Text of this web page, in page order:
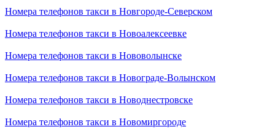
Номера телефонов такси в Новгороде-Северском
Номера телефонов такси в Новоалексеевке
Номера телефонов такси в Нововолынске
Номера телефонов такси в Новограде-Волынском
Номера телефонов такси в Новоднестровске
Номера телефонов такси в Новомиргороде